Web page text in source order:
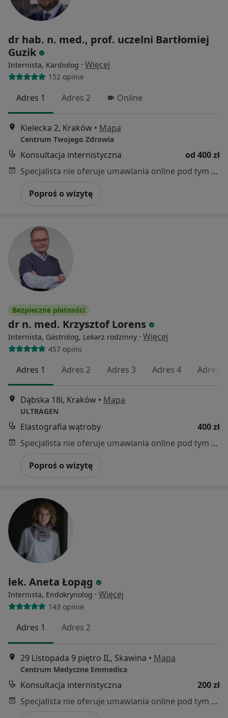
dr hab. n. med., prof. uczelni Bartłomiej
Guzik
Internista, Kardiolog · Więcej
152 opinie
Adres 1 Adres 2 Online
Kielecka 2, Kraków • Mapa
Centrum Twojego Zdrowia
Konsultacja internistyczna
od 400 zł
Specjalista nie oferuje umawiania online pod tym adresem.
Poproś o wizytę
Bezpieczne płatności
dr n. med. Krzysztof Lorens
Internista, Gastrolog, Lekarz rodzinny · Więcej
457 opinii
Adres 1 Adres 2 Adres 3 Adres 4 Adres 5
Dąbska 18i, Kraków • Mapa
ULTRAGEN
Elastografia wątroby
400 zł
Specjalista nie oferuje umawiania online pod tym adresem.
Poproś o wizytę
lek. Aneta Łopąg
Internista, Endokrynolog · Więcej
143 opinie
Adres 1 Adres 2
29 Listopada 9 piętro II,, Skawina • Mapa
Centrum Medyczne Emmedica
Konsultacja internistyczna
200 zł
Specjalista nie oferuje umawiania online pod tym adresem.